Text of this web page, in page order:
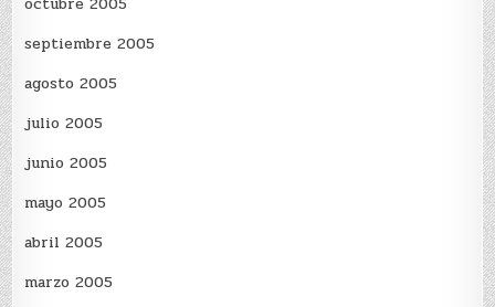
septiembre 2005
agosto 2005
julio 2005
junio 2005
mayo 2005
abril 2005
marzo 2005